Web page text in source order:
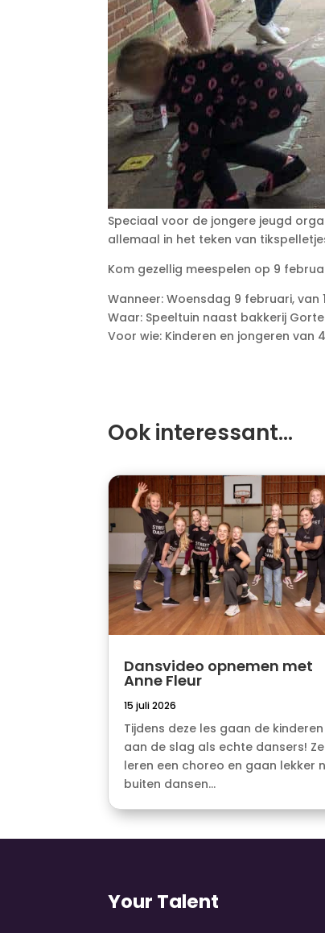
Speciaal voor de jongere jeugd
allemaal in het teken van
Kom gezellig meespelen op 9
Wanneer: Woensdag 9 februari, van
Waar: Speeltuin naast bakkerij
Voor wie: Kinderen en jongeren van
Ook interessant…
Dansvideo opnemen met
Anne Fleur
15 juli 2026
Tijdens deze les gaan de kinderen
aan de slag als echte dansers! Ze
leren een choreo en gaan lekker
buiten dansen...
Your Talent